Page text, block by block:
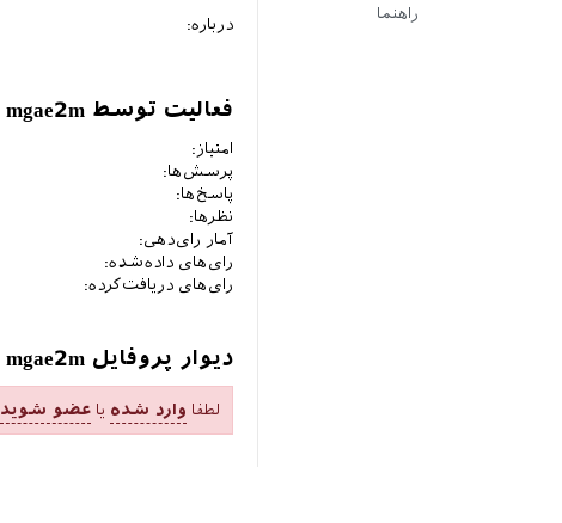
راهنما
درباره:
فعالیت توسط mgae2m
امتیاز:
پرسش‌ها:
پاسخ‌ها:
نظرها:
آمار رای‌دهی:
رای‌های داده‌شده:
رای‌های دریافت‌کرده:
دیوار پروفایل mgae2m
لطفا وارد شده یا عضو شوید